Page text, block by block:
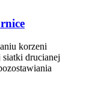
korzeni
drucianej